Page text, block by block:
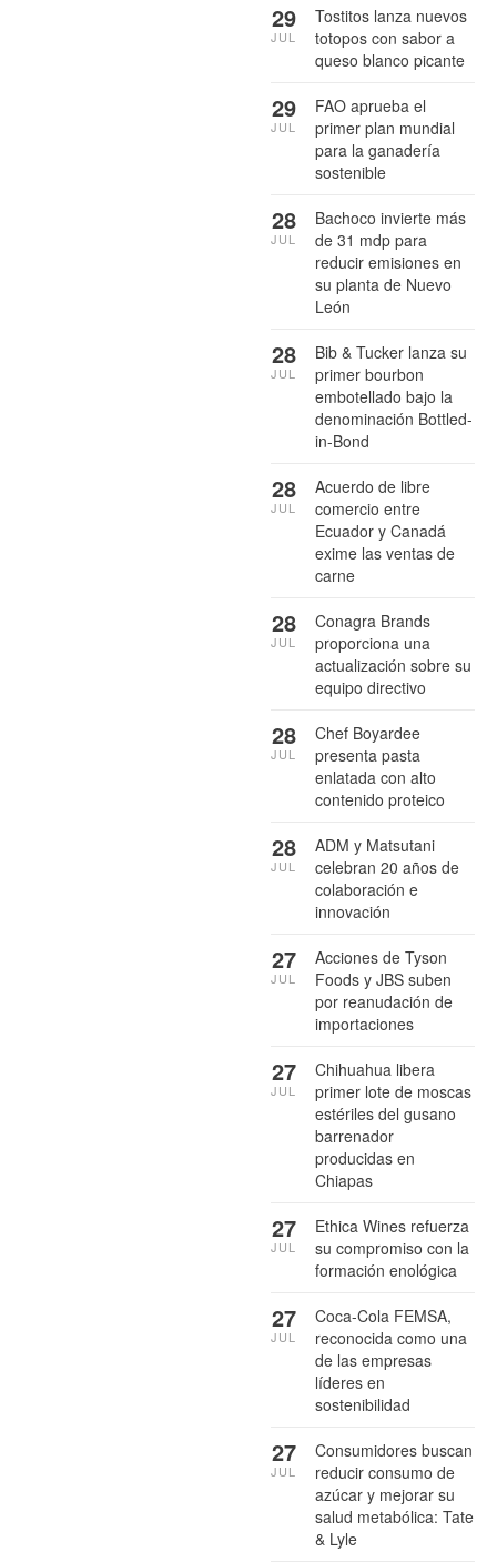
Tostitos lanza nuevos
totopos con sabor a
queso blanco picante
29
JUL
FAO aprueba el
primer plan mundial
para la ganadería
sostenible
29
JUL
Bachoco invierte más
de 31 mdp para
reducir emisiones en
su planta de Nuevo
León
28
JUL
Bib & Tucker lanza su
primer bourbon
embotellado bajo la
denominación Bottled-
in-Bond
28
JUL
Acuerdo de libre
comercio entre
Ecuador y Canadá
exime las ventas de
carne
28
JUL
Conagra Brands
proporciona una
actualización sobre su
equipo directivo
28
JUL
Chef Boyardee
presenta pasta
enlatada con alto
contenido proteico
28
JUL
ADM y Matsutani
celebran 20 años de
colaboración e
innovación
28
JUL
Acciones de Tyson
Foods y JBS suben
por reanudación de
importaciones
27
JUL
Chihuahua libera
primer lote de moscas
estériles del gusano
barrenador
producidas en
Chiapas
27
JUL
Ethica Wines refuerza
su compromiso con la
formación enológica
27
JUL
Coca-Cola FEMSA,
reconocida como una
de las empresas
líderes en
sostenibilidad
27
JUL
Consumidores buscan
reducir consumo de
azúcar y mejorar su
salud metabólica: Tate
& Lyle
27
JUL